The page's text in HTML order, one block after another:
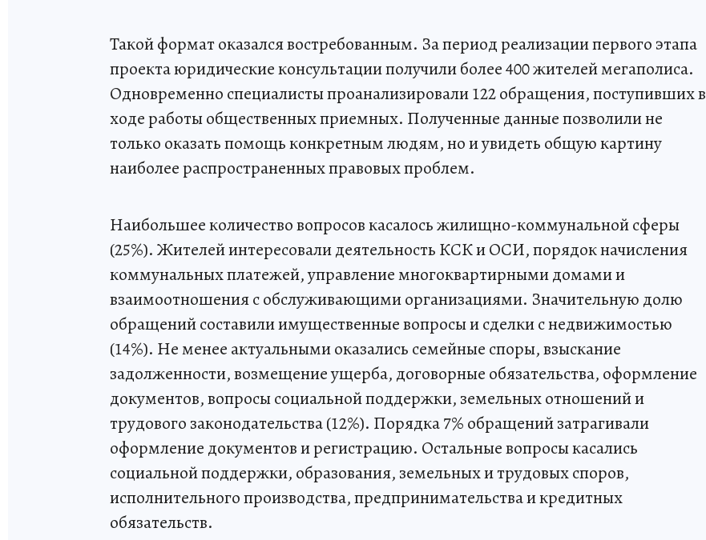
Такой формат оказался востребованным. За период реализации первого этапа
проекта юридические консультации получили более 400 жителей мегаполиса.
Одновременно специалисты проанализировали 122 обращения, поступивших в
ходе работы общественных приемных. Полученные данные позволили не
только оказать помощь конкретным людям, но и увидеть общую картину
наиболее распространенных правовых проблем.
Наибольшее количество вопросов касалось жилищно-коммунальной сферы
(25%). Жителей интересовали деятельность КСК и ОСИ, порядок начисления
коммунальных платежей, управление многоквартирными домами и
взаимоотношения с обслуживающими организациями. Значительную долю
обращений составили имущественные вопросы и сделки с недвижимостью
(14%). Не менее актуальными оказались семейные споры, взыскание
задолженности, возмещение ущерба, договорные обязательства, оформление
документов, вопросы социальной поддержки, земельных отношений и
трудового законодательства (12%). Порядка 7% обращений затрагивали
оформление документов и регистрацию. Остальные вопросы касались
социальной поддержки, образования, земельных и трудовых споров,
исполнительного производства, предпринимательства и кредитных
обязательств.